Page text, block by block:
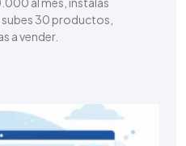
30 productos,
a vender.